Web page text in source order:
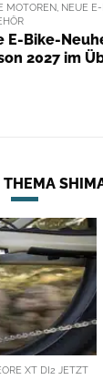
MOTOREN, NEUE
E-Bike-
2027 im
THEMA
XT DI2 JETZT